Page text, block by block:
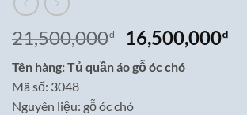
21,500,000₫
Giá
gốc
là:
16,500,000₫Giá
Tên hàng: Tủ quần áo gỗ óc chó
Mã số: 3048
Nguyên liệu: gỗ óc chó